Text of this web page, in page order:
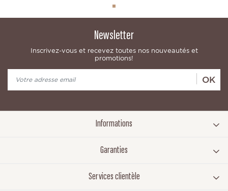
Newsletter
Inscrivez-vous et recevez toutes nos nouveautés et
promotions!
OK
Informations
Garanties
Services clientèle